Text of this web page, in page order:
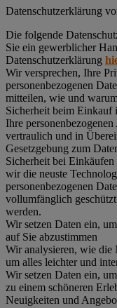
Datenschutz­erklärung
Die folgende
Sie ein gewerblicher
Datenschutzerklärung
Wir versprechen, Ihre
personenbezogenen
mitteilen, wie und
Sicherheit beim Einkauf
Ihre
vertraulich und in
Gesetzgebung zum
Sicherheit bei
wir die neuste
personenbezogenen
vollumfänglich
werden.
Wir setzen Daten ein,
auf Sie abzustimmen
Wir analysieren, wie die
um alles leichter und
Wir setzen Daten ein,
zu einem schöneren
Neuigkeiten und